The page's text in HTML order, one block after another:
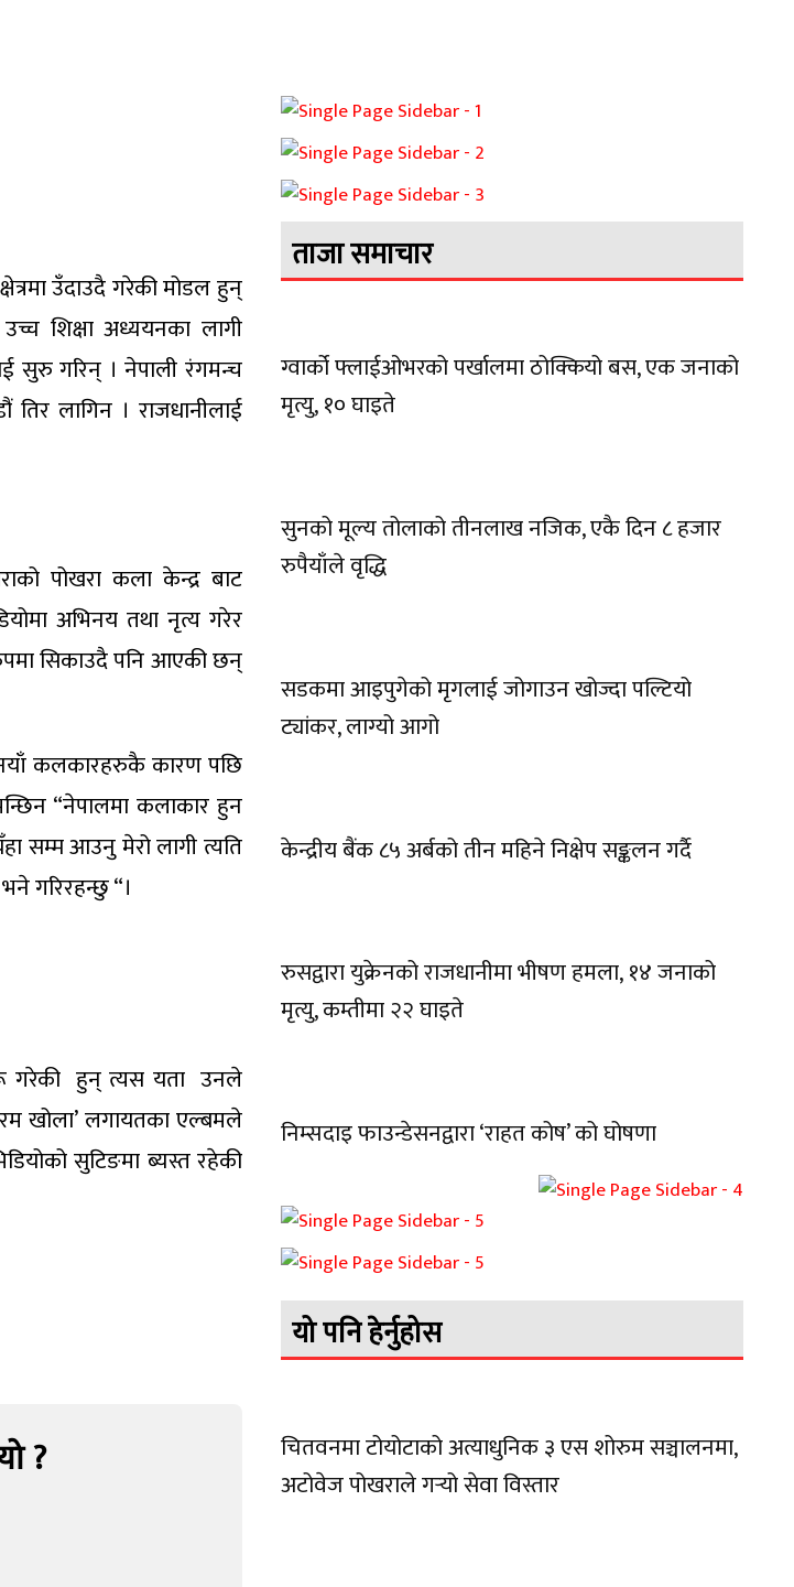
उँदाउदै गरेकी मोडल हुन्
शिक्षा अध्ययनका लागी
सुरु गरिन् । नेपाली रंगमन्च
लागिन । राजधानीलाई
पोखरा कला केन्द्र बाट
अभिनय तथा नृत्य गरेर
सिकाउदै पनि आएकी छन्
नयाँ कलकारहरुकै कारण पछि
“नेपालमा कलाकार हुन
सम्म आउनु मेरो लागी त्यति
गरिरहन्छु “।
गरेकी हुन् त्यस यता उनले
खोला’ लगायतका एल्बमले
सुटिङमा ब्यस्त रहेकी
?
ताजा समाचार
ग्वार्को फ्लाईओभरको पर्खालमा ठोक्कियो बस, एक जनाको
मृत्यु, १० घाइते
सुनको मूल्य तोलाको तीनलाख नजिक, एकै दिन ८ हजार
रुपैयाँले वृद्धि
सडकमा आइपुगेको मृगलाई जोगाउन खोज्दा पल्टियो
ट्यांकर, लाग्यो आगो
केन्द्रीय बैंक ८५ अर्बको तीन महिने निक्षेप सङ्कलन गर्दै
रुसद्वारा युक्रेनको राजधानीमा भीषण हमला, १४ जनाको
मृत्यु, कम्तीमा २२ घाइते
निम्सदाइ फाउन्डेसनद्वारा ‘राहत कोष’ को घोषणा
यो पनि हेर्नुहोस
चितवनमा टोयोटाको अत्याधुनिक ३ एस शोरुम सञ्चालनमा,
अटोवेज पोखराले गर्‍यो सेवा विस्तार